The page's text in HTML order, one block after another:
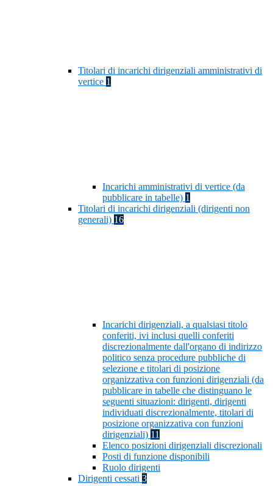
Titolari di incarichi dirigenziali amministrativi di
vertice 1
Incarichi amministrativi di vertice (da
pubblicare in tabelle) 1
Titolari di incarichi dirigenziali (dirigenti non
generali) 16
Incarichi dirigenziali, a qualsiasi titolo
conferiti, ivi inclusi quelli conferiti
discrezionalmente dall'organo di indirizzo
politico senza procedure pubbliche di
selezione e titolari di posizione
organizzativa con funzioni dirigenziali (da
pubblicare in tabelle che distinguano le
seguenti situazioni: dirigenti, dirigenti
individuati discrezionalmente, titolari di
posizione organizzativa con funzioni
dirigenziali) 11
Elenco posizioni dirigenziali discrezionali
Posti di funzione disponibili
Ruolo dirigenti
Dirigenti cessati 3